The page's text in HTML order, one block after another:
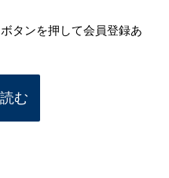
タンを押して会員登録あ
む